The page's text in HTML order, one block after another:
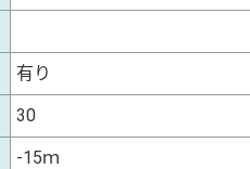
有り
30
-15ｍ